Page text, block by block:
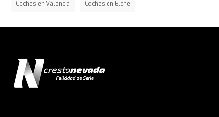
Coches en Valencia Coches en Elche